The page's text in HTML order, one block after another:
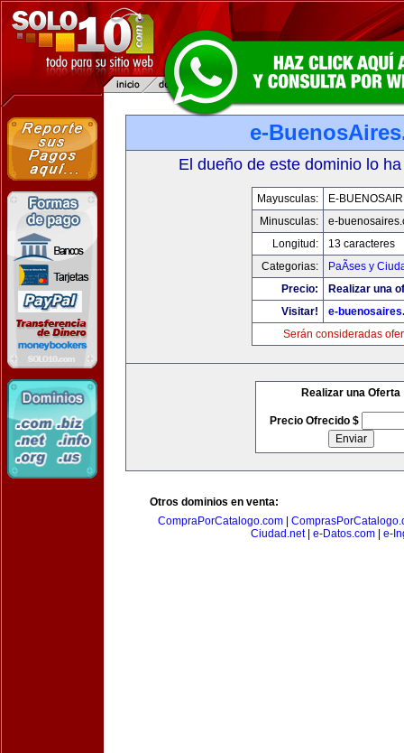
e-
El dueño de este dominio lo
Mayusculas:
E-
Minusculas:
e-
Longitud:
13 caracteres
Categorias:
PaÃ­ses y
Precio:
Realizar una
Visitar!
e-
Serán consideradas
Realizar una Oferta
Precio Ofrecido $
Otros dominios en venta:
CompraPorCatalogo.com|
Ciudad.net| e-Datos.com| e-